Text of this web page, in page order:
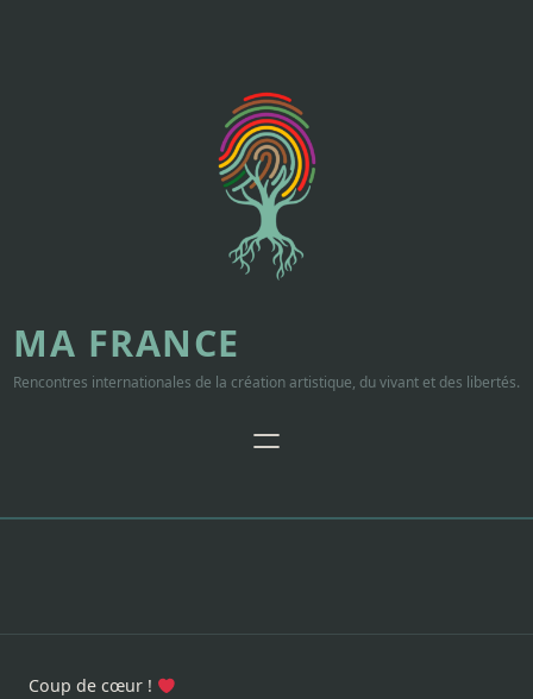
MA FRANCE
Rencontres internationales de la création artistique, du vivant et des libertés.
Coup de cœur !